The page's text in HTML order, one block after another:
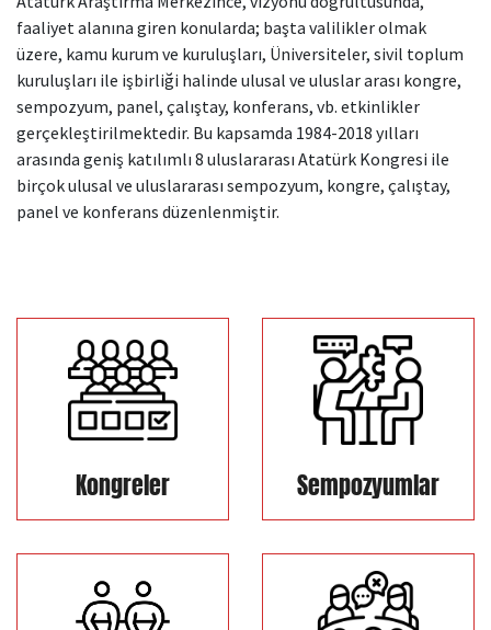
faaliyet alanına giren konularda; başta valilikler olmak
üzere, kamu kurum ve kuruluşları, Üniversiteler, sivil toplum
kuruluşları ile işbirliği halinde ulusal ve uluslar arası kongre,
sempozyum, panel, çalıştay, konferans, vb. etkinlikler
gerçekleştirilmektedir. Bu kapsamda 1984-2018 yılları
arasında geniş katılımlı 8 uluslararası Atatürk Kongresi ile
birçok ulusal ve uluslararası sempozyum, kongre, çalıştay,
panel ve konferans düzenlenmiştir.
Kongreler Sempozyumlar
Kamu Hizmet Standartları
Hizmet Envanteri
Uluslararası Yayıncılık
Ödüller
Bilanço
Sergiler
Projeler